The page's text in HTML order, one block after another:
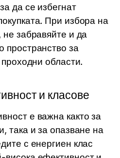
да се избегнат
При избора на
забравяйте и да
пространство за
области.
и класове
е важна както за
така и за опазване на
с енергиен клас